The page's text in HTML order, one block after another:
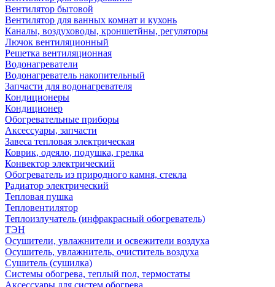
Вентилятор бытовой
Вентилятор для ванных комнат и кухонь
Каналы, воздуховоды, кроншетйны, регуляторы
Лючок вентиляционный
Решетка вентиляционная
Водонагреватели
Водонагреватель накопительный
Запчасти для водонагревателя
Кондиционеры
Кондиционер
Обогревательные приборы
Аксессуары, запчасти
Завеса тепловая электрическая
Коврик, одеяло, подушка, грелка
Конвектор электрический
Обогреватель из природного камня, стекла
Радиатор электрический
Тепловая пушка
Тепловентилятор
Теплоизлучатель (инфракрасный обогреватель)
ТЭН
Осушители, увлажнители и освежители воздуха
Осушитель, увлажнитель, очиститель воздуха
Сушитель (сушилка)
Системы обогрева, теплый пол, термостаты
Аксессуары для систем обогрева